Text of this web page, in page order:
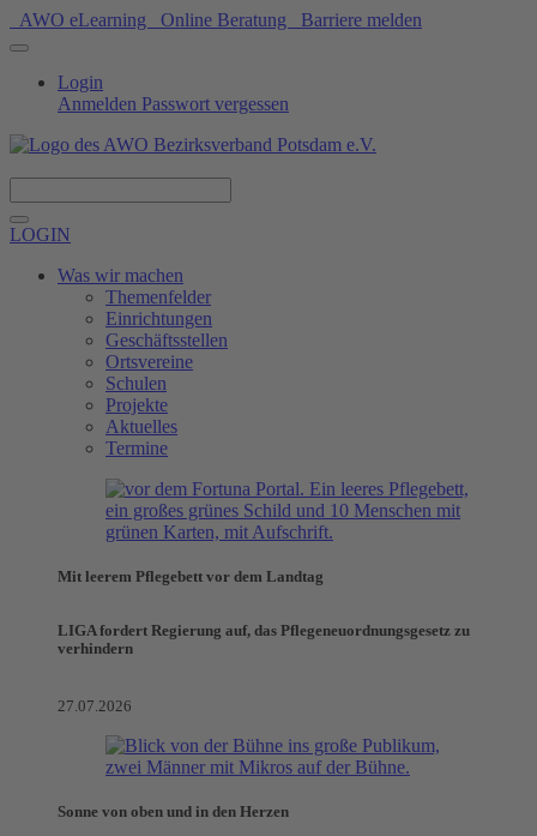
AWO eLearning Online Beratung Barriere melden
Login
Anmelden Passwort vergessen
LOGIN
Was wir machen
Themenfelder
Einrichtungen
Geschäftsstellen
Ortsvereine
Schulen
Projekte
Aktuelles
Termine
Mit leerem Pflegebett vor dem Landtag
LIGA fordert Regierung auf, das Pflegeneuordnungsgesetz zu
verhindern
27.07.2026
Sonne von oben und in den Herzen